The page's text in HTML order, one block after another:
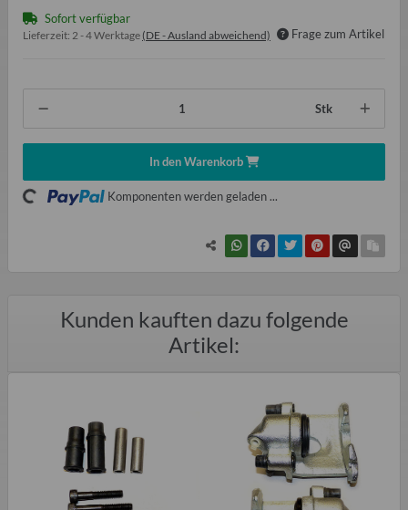
Sofort verfügbar
Lieferzeit: 2 - 4 Werktage (DE - Ausland abweichend) Frage zum Artikel
Stk
In den Warenkorb
Komponenten werden geladen ...
Kunden kauften dazu folgende
Artikel: